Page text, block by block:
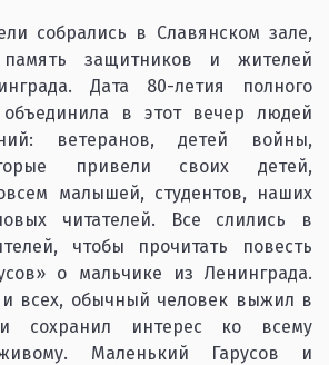
собрались в Славянском зале,
защитников и жителей
Дата 80-летия полного
в этот вечер людей
ветеранов, детей войны,
привели своих детей,
малышей, студентов, наших
читателей. Все слились в
чтобы прочитать повесть
о мальчике из Ленинграда.
всех, обычный человек выжил в
сохранил интерес ко всему
Маленький Гарусов и